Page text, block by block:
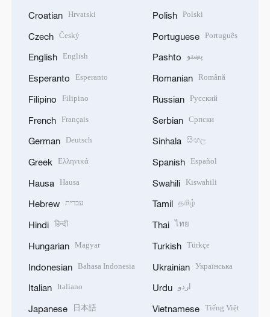
Croatian Hrvatski
Czech Český
English English
Esperanto Esperanto
Filipino Filipino
French Français
German Deutsch
Greek Ελληνικά
Hausa Hausa
Hebrew עברית
Hindi हिन्दी
Hungarian Magyar
Indonesian Bahasa Indonesia
Italian Italiano
Japanese 日本語
Polish Polski
Portuguese Português
Pashto پښتو
Romanian Română
Russian Русский
Serbian Српски
Sinhala සිංහල
Spanish Español
Swahili Kiswahili
Tamil தமிழ்
Thai ไทย
Turkish Türkçe
Ukrainian Українська
Urdu اردو
Vietnamese Tiếng Việt